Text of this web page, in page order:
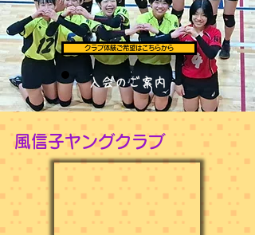
クラブ体験ご希望はこちらから
入会のご案内
​風信子ヤングクラブ